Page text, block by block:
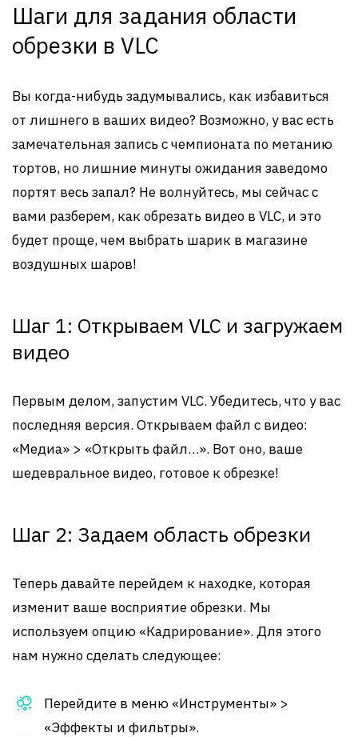
Шаги для задания области
обрезки в VLC
Вы когда-нибудь задумывались, как избавиться
от лишнего в ваших видео? Возможно, у вас есть
замечательная запись с чемпионата по метанию
тортов, но лишние минуты ожидания заведомо
портят весь запал? Не волнуйтесь, мы сейчас с
вами разберем, как обрезать видео в VLC, и это
будет проще, чем выбрать шарик в магазине
воздушных шаров!
Шаг 1: Открываем VLC и загружаем
видео
Первым делом, запустим VLC. Убедитесь, что у вас
последняя версия. Открываем файл с видео:
«Медиа» > «Открыть файл…». Вот оно, ваше
шедевральное видео, готовое к обрезке!
Шаг 2: Задаем область обрезки
Теперь давайте перейдем к находке, которая
изменит ваше восприятие обрезки. Мы
используем опцию «Кадрирование». Для этого
нам нужно сделать следующее:
Перейдите в меню «Инструменты» >
«Эффекты и фильтры».